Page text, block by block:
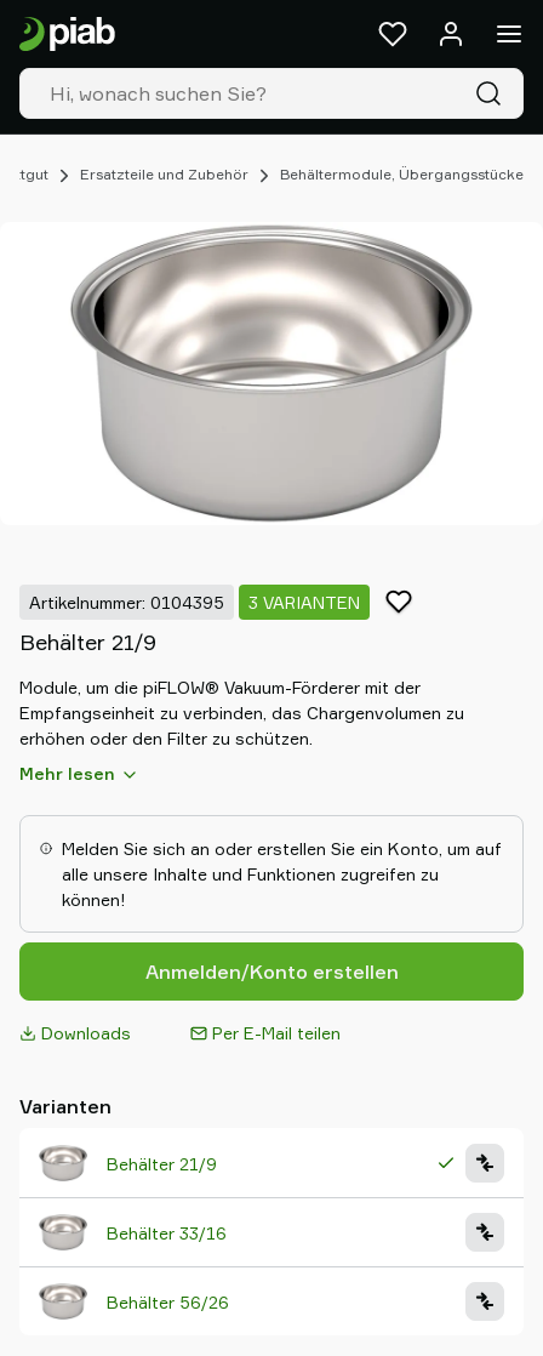
Ersatzteile und Zubehör Behältermodule, Übergangsstücke
Artikelnummer: 0104395 3 VARIANTEN
Behälter 21/9
Module, um die piFLOW® Vakuum-Förderer mit der
Empfangseinheit zu verbinden, das Chargenvolumen zu
erhöhen oder den Filter zu schützen.
Mehr lesen
Melden Sie sich an oder erstellen Sie ein Konto, um auf
alle unsere Inhalte und Funktionen zugreifen zu
können!
Anmelden/Konto erstellen
Downloads Per E-Mail teilen
Varianten
Behälter 21/9
Behälter 33/16
Behälter 56/26
Produkte
&
Lösungen
Industrien
Unsere
Ressourcen
Piab
Group
Kontakt
Support
Partner
Netzwerk